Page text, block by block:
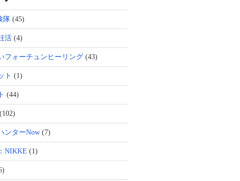
隊(45)
活(4)
フォーチュンヒーリング(43)
ト (1)
(44)
ンターNow(7)
NIKKE (1)